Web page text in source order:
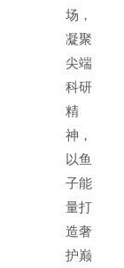
场，
凝聚
尖端
科研
精
神，
以鱼
子能
量打
造奢
护巅